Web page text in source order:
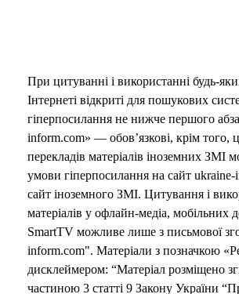
При цитуванні і використанні будь-
Інтернеті відкриті для пошукових
гіперпосилання не нижче першого
inform.com» — обов’язкові, крім того,
перекладів матеріалів іноземних ЗМІ
умови гіперпосилання на сайт
сайт іноземного ЗМІ. Цитування і
матеріалів у офлайн-медіа, мобільних
SmartTV можливе лише з письмової
inform.com". Матеріали з позначкою
дисклеймером: “Матеріал розміщено
частиною 3 статті 9 Закону України